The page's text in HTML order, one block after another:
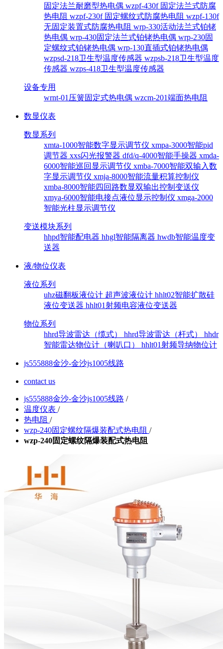
固定法兰耐磨型热电偶 wzpf-430f 固定法兰式防腐
热电阻 wzpf-230f 固定螺纹式防腐热电阻 wzpf-130f
无固定装置式防腐热电阻 wrp-330活动法兰式铂铑
热电偶 wrp-430固定法兰式铂铑热电偶 wrp-230固
定螺纹式铂铑热电偶 wrp-130直插式铂铑热电偶
wzpsd-218卫生型温度传感器 wzpsb-218卫生型温度
传感器 wzps-418卫生型温度传感器
设备专用
wrnt-01压簧固定式热电偶 wzcm-201端面热电阻
数显仪表
数显系列
xmta-1000智能数字显示调节仪 xmpa-3000智能pid
调节器 xxs闪光报警器 dfd/q-4000智能手操器 xmda-
6000智能巡回显示调节仪 xmba-7000智能双输入数
字显示调节仪 xmja-8000智能流量积算控制仪
xmba-8000智能四回路数显双输出控制变送仪
xmya-6000智能电接点液位显示控制仪 xmga-2000
智能光柱显示调节仪
变送模块系列
hhpd智能配电器 hhgl智能隔离器 hwdb智能温度变
送器
液/物位仪表
液位系列
uhz磁翻板液位计 超声波液位计 hhlt02智能扩散硅
液位变送器 hhlt01射频电容液位变送器
物位系列
hhrd导波雷达（缆式） hhrd导波雷达（杆式） hhdr
智能雷达物位计（喇叭口） hhlt01射频导纳物位计
js555888金沙-金沙js1005线路
contact us
js555888金沙-金沙js1005线路 /
温度仪表 /
热电阻 /
wzp-240固定螺纹隔爆装配式热电阻 /
wzp-240固定螺纹隔爆装配式热电阻